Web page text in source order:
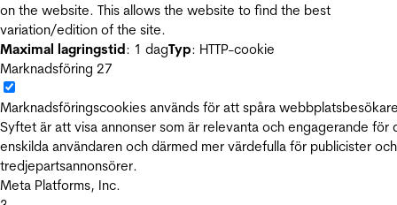
on the website. This allows the website to find the best
variation/edition of the site.
Maximal lagringstid: 1 dagTyp: HTTP-cookie
Marknadsföring 27
Marknadsföringscookies används för att spåra
Syftet är att visa annonser som är relevanta och engagerande för
enskilda användaren och därmed mer värdefulla för publicister och
tredjepartsannonsörer.
Meta Platforms, Inc.